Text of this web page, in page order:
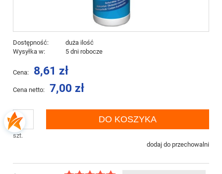
Dostępność:
duża ilość
Wysyłka w:
5 dni robocze
Cena: 8,61 zł
Cena netto: 7,00 zł
szt.
DO KOSZYKA
dodaj do przechowalni